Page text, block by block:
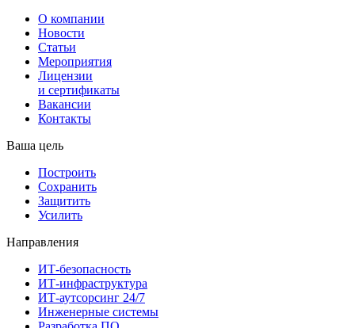
О компании
Новости
Статьи
Мероприятия
Лицензии
и сертификаты
Вакансии
Контакты
Ваша цель
Построить
Сохранить
Защитить
Усилить
Направления
ИТ-безопасность
ИТ-инфраструктура
ИТ-аутсорсинг 24/7
Инженерные системы